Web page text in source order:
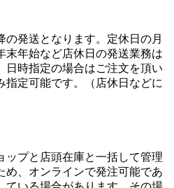
の発送となります。定休日の月
末年始など店休日の発送業務は
日時指定の場合はご注文を頂い
指定可能です。（店休日などに
ップと店頭在庫と一括して管理
め、オンラインで発注可能であ